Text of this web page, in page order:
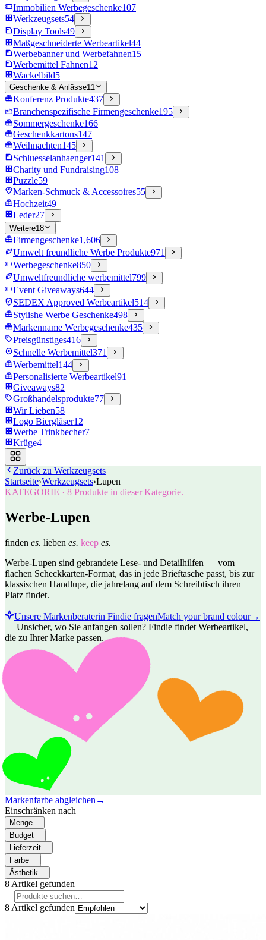
Immobilien Werbegeschenke107
Werkzeugsets54
Display Tools49
Maßgeschneiderte Werbeartikel44
Werbebanner und Werbefahnen15
Werbemittel Fahnen12
Wackelbild5
Geschenke & Anlässe11
Konferenz Produkte437
Branchenspezifische Firmengeschenke195
Sommergeschenke166
Geschenkkartons147
Weihnachten145
Schluesselanhaenger141
Charity und Fundraising108
Puzzle59
Marken-Schmuck & Accessoires55
Hochzeit49
Leder27
Weitere18
Firmengeschenke1,606
Umwelt freundliche Werbe Produkte971
Werbegeschenke850
Umweltfreundliche werbemittel799
Event Giveaways644
SEDEX Approved Werbeartikel514
Stylishe Werbe Geschenke498
Markenname Werbegeschenke435
Preisgünstiges416
Schnelle Werbemittel371
Werbemittel144
Personalisierte Werbeartikel91
Giveaways82
Großhandelsprodukte77
Wir Lieben58
Logo Biergläser12
Werbe Trinkbecher7
Krüge4
Zurück zu Werkzeugsets
Startseite›Werkzeugsets›Lupen
KATEGORIE · 8 Produkte in dieser Kategorie.
Werbe-Lupen
finden es. lieben es. keep es.
Werbe-Lupen sind gebrandete Lese- und Detailhilfen — vom
flachen Scheckkarten-Format, das in jede Brieftasche passt, bis zur
klassischen Handlupe, die jahrelang auf dem Schreibtisch ihren
Platz findet.
Unsere Markenberaterin Findie fragenMatch your brand colour→
— Unsicher, wo Sie anfangen sollen? Findie findet Werbeartikel,
die zu Ihrer Marke passen.
Markenfarbe abgleichen →
Einschränken nach
Menge
Budget
Lieferzeit
Farbe
Ästhetik
8 Artikel gefunden
8 Artikel gefunden